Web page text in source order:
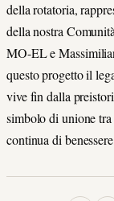
della rotatoria,
della nostra
MO-EL e
questo progetto il
vive fin dalla
simbolo di unione
continua di